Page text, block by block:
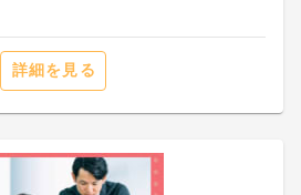
詳細を見る